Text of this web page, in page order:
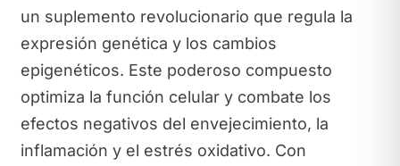
un suplemento revolucionario que regula la
expresión genética y los cambios
epigenéticos. Este poderoso compuesto
optimiza la función celular y combate los
efectos negativos del envejecimiento, la
inflamación y el estrés oxidativo. Con